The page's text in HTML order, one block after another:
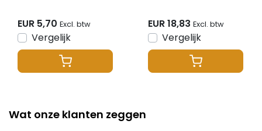
EUR 5,70 Excl. btw
Vergelijk
PL10ALU
EUR 18,83 Excl. btw
Vergelijk
Wat onze klanten zeggen